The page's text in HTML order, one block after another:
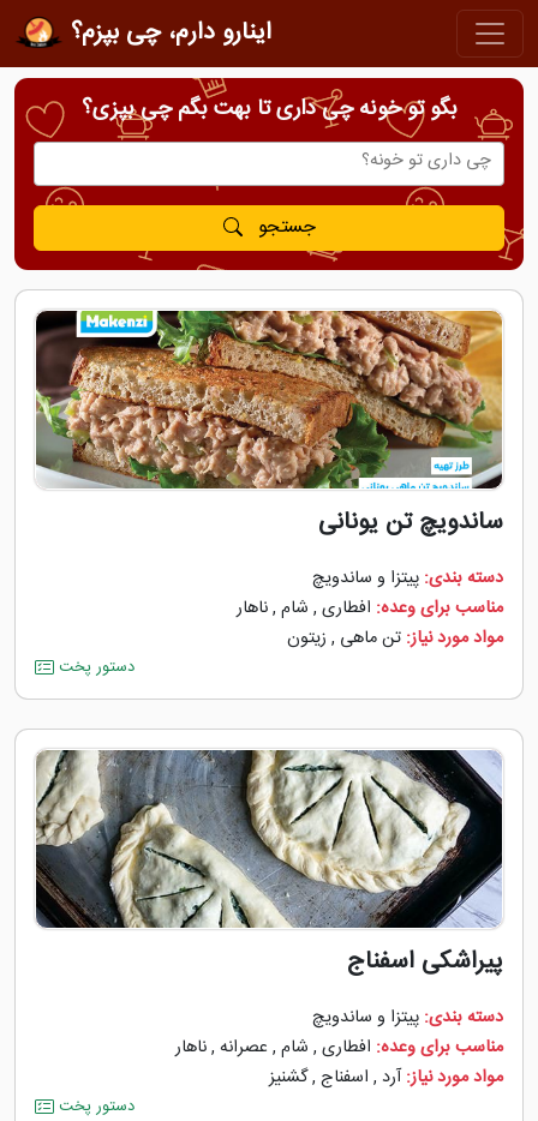
اینارو دارم، چی بپزم؟
بگو تو خونه چی داری تا بهت بگم چی بپزی؟
جستجو
ساندویچ تن یونانی
دسته بندی: پیتزا و ساندویچ
مناسب برای وعده: افطاری , شام ,ناهار
مواد مورد نیاز: تن ماهی , زیتون
دستور پخت
پیراشکی اسفناج
دسته بندی: پیتزا و ساندویچ
مناسب برای وعده: افطاری , شام , عصرانه ,ناهار
مواد مورد نیاز: آرد , اسفناج ,گشنیز
دستور پخت